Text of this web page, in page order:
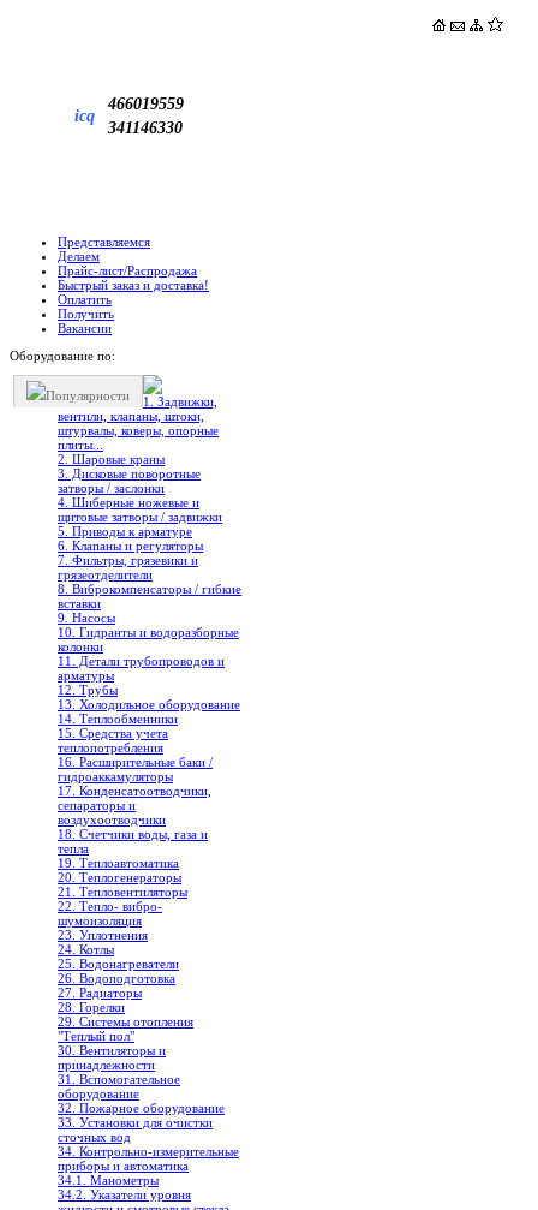
icq
466019559
341146330
Представляемся
Делаем
Прайс-лист/Распродажа
Быстрый заказ и доставка!
Оплатить
Получить
Вакансии
Оборудование по:
Популярности
1. Задвижки,
вентили, клапаны, штоки,
штурвалы, коверы, опорные
плиты...
2. Шаровые краны
3. Дисковые поворотные
затворы / заслонки
4. Шиберные ножевые и
щитовые затворы / задвижки
5. Приводы к арматуре
6. Клапаны и регуляторы
7. Фильтры, грязевики и
грязеотделители
8. Виброкомпенсаторы / гибкие
вставки
9. Насосы
10. Гидранты и водоразборные
колонки
11. Детали трубопроводов и
арматуры
12. Трубы
13. Холодильное oборудование
14. Теплообменники
15. Средства учета
теплопотребления
16. Расширительные баки /
гидроаккамуляторы
17. Конденсатоотводчики,
сепараторы и
воздухоотводчики
18. Счетчики воды, газа и
тепла
19. Теплоавтоматика
20. Теплогенераторы
21. Тепловентиляторы
22. Тепло- вибро-
шумоизоляция
23. Уплотнения
24. Котлы
25. Водонагреватели
26. Водоподготовка
27. Радиаторы
28. Горелки
29. Системы отопления
"Теплый пол"
30. Вентиляторы и
принадлежности
31. Вспомогательное
оборудование
32. Пожарное оборудование
33. Установки для очистки
сточных вод
34. Контрольно-измерительные
приборы и автоматика
34.1. Манометры
34.2. Указатели уровня